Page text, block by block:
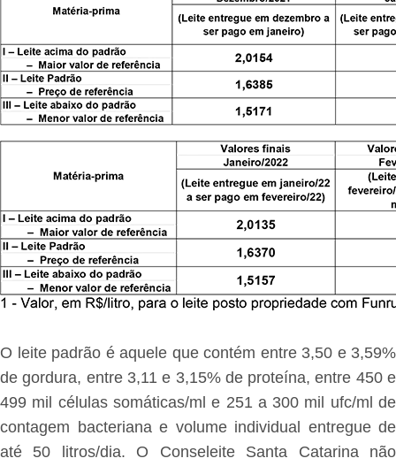
O leite padrão é aquele que contém entre 3,50 e 3,59%
de gordura, entre 3,11 e 3,15% de proteína, entre 450 e
499 mil células somáticas/ml e 251 a 300 mil ufc/ml de
contagem bacteriana e volume individual entregue de
até 50 litros/dia. O Conseleite Santa Catarina não